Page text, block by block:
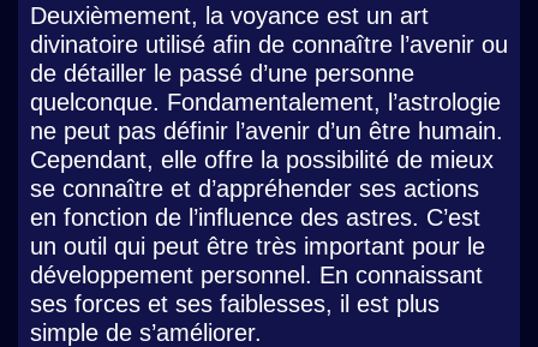
Deuxièmement, la voyance est un art
divinatoire utilisé afin de connaître l’avenir ou
de détailler le passé d’une personne
quelconque. Fondamentalement, l’astrologie
ne peut pas définir l’avenir d’un être humain.
Cependant, elle offre la possibilité de mieux
se connaître et d’appréhender ses actions
en fonction de l’influence des astres. C’est
un outil qui peut être très important pour le
développement personnel. En connaissant
ses forces et ses faiblesses, il est plus
simple de s’améliorer.